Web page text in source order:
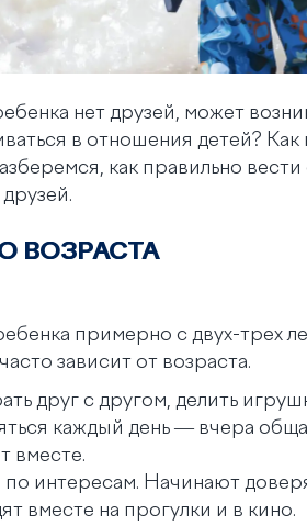
нет друзей, может
в отношения детей? Как
как правильно
ВОЗРАСТА
примерно с двух-трех
зависит от возраста.
друг с другом, делить
каждый день — вчера
вместе.
интересам. Начинают
вместе на прогулки и в кино.